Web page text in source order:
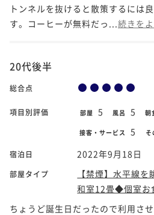
トンネルを抜けると散策するには
す。コーヒーが無料だっ... 続きを
20代後半
総合点
項目別評価 部屋 5 風呂 5 朝
接客・サービス 5 そ
宿泊日 2022年9月18日
部屋タイプ
【禁煙】水平線
和室12畳◆個室お
ちょうど誕生日だったので利用さ